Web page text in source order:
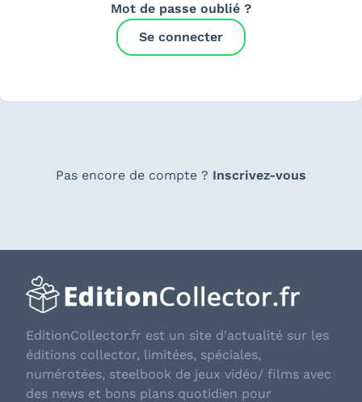
Mot de passe oublié ?
Se connecter
Pas encore de compte ? Inscrivez-vous
EditionCollector.fr est un site d'actualité sur les
éditions collector, limitées, spéciales,
numérotées, steelbook de jeux vidéo/ films avec
des news et bons plans quotidien pour